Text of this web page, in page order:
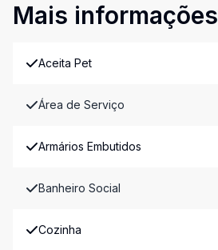
Mais informações
Aceita Pet
Área de Serviço
Armários Embutidos
Banheiro Social
Cozinha